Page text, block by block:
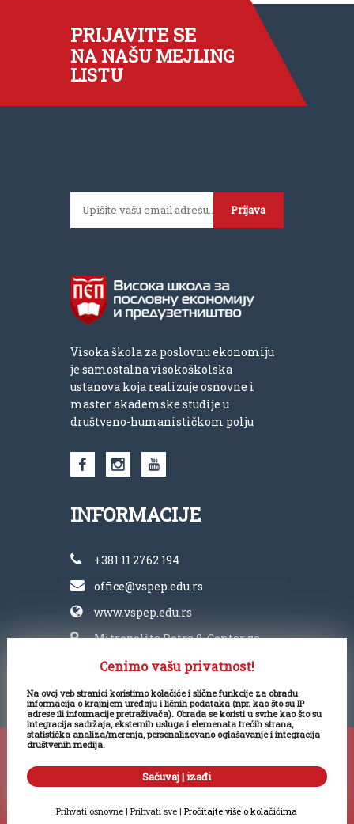
PRIJAVITE SE
NA NAŠU MEJLING
LISTU
Prijava
Visoka škola za poslovnu ekonomiju
je samostalna visokoškolska
ustanova koja realizuje osnovne i
master akademske studije u
društveno-humanističkom polju
INFORMACIJE
+381 11 2762 194
office@vspep.edu.rs
www.vspep.edu.rs
Mitropolita Petra 8, Centar za
kulturu „Vlada Divljan“
Visoka škola PEP 2025. Sva prava
zadržana.
Kontakt podaci
Cenimo vašu privatnost!
Na ovoj veb stranici koristimo kolačiće i slične funkcije za obradu
informacija o krajnjem uređaju i ličnih podataka (npr. kao što su IP
adrese ili informacije pretraživača). Obrada se koristi u svrhe kao što su
integracija sadržaja, eksternih usluga i elemenata trećih strana,
statistička analiza/merenja, personalizovano oglašavanje i integracija
društvenih medija.
Sačuvaj | izađi
Prihvati osnovne |Prihvati sve |Pročitajte više o kolačićima